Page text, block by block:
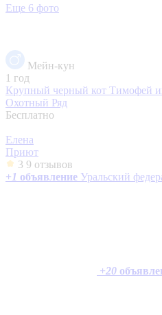
Еще 6 фото
Мейн-кун
1 год
Крупный черный кот Тимофей
Охотный Ряд
Бесплатно
Елена
Приют
3 9 отзывов
+1 объявление Уральский
+20